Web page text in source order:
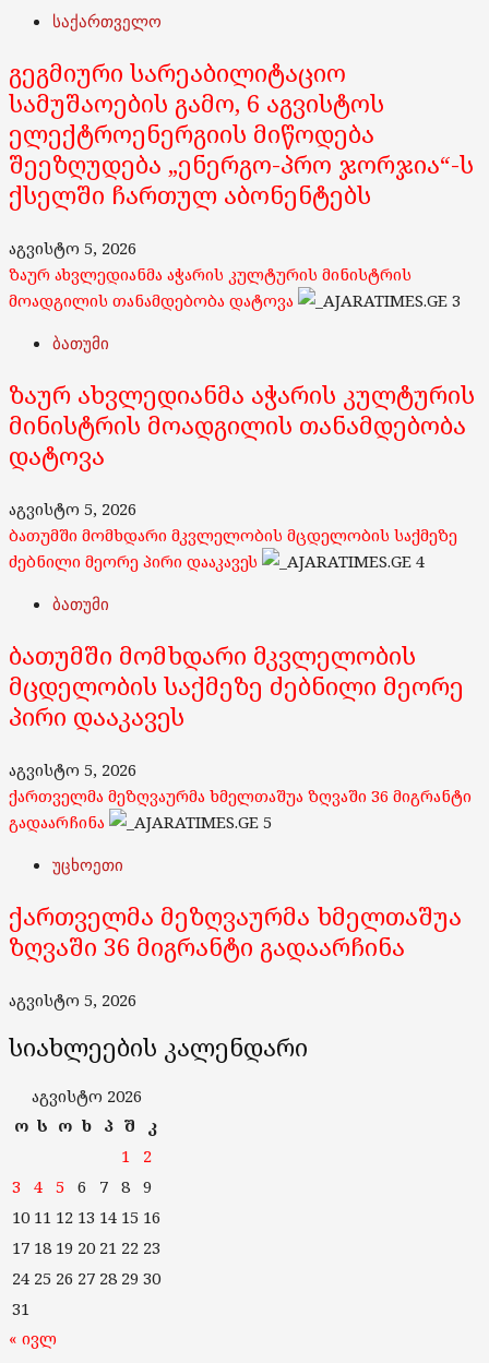
საქართველო
გეგმიური სარეაბილიტაციო
სამუშაოების გამო, 6 აგვისტოს
ელექტროენერგიის მიწოდება
შეეზღუდება „ენერგო-პრო ჯორჯია“-ს
ქსელში ჩართულ აბონენტებს
აგვისტო 5, 2026
ზაურ ახვლედიანმა აჭარის კულტურის მინისტრის
მოადგილის თანამდებობა დატოვა
3
ბათუმი
ზაურ ახვლედიანმა აჭარის კულტურის
მინისტრის მოადგილის თანამდებობა
დატოვა
აგვისტო 5, 2026
ბათუმში მომხდარი მკვლელობის მცდელობის საქმეზე
ძებნილი მეორე პირი დააკავეს
4
ბათუმი
ბათუმში მომხდარი მკვლელობის
მცდელობის საქმეზე ძებნილი მეორე
პირი დააკავეს
აგვისტო 5, 2026
ქართველმა მეზღვაურმა ხმელთაშუა ზღვაში 36 მიგრანტი
გადაარჩინა
5
უცხოეთი
ქართველმა მეზღვაურმა ხმელთაშუა
ზღვაში 36 მიგრანტი გადაარჩინა
აგვისტო 5, 2026
სიახლეების კალენდარი
აგვისტო 2026
ო ს ო ხ პ შ
კ
1
2
3
4 5 6 7 8 9
10 11 12 13 14 15 16
17 18 19 20 21 22 23
24 25 26 27 28 29 30
31
« ივლ